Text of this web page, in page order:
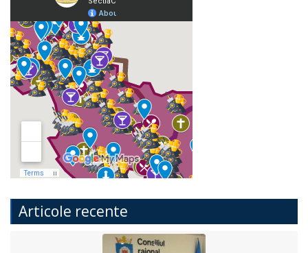
Articole recente